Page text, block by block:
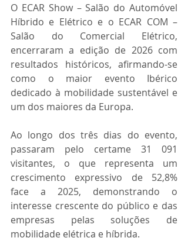
O ECAR Show – Salão do Automóvel
Híbrido e Elétrico e o ECAR COM –
Salão do Comercial Elétrico,
encerraram a edição de 2026 com
resultados históricos, afirmando-se
como o maior evento Ibérico
dedicado à mobilidade sustentável e
um dos maiores da Europa.
Ao longo dos três dias do evento,
passaram pelo certame 31 091
visitantes, o que representa um
crescimento expressivo de 52,8%
face a 2025, demonstrando o
interesse crescente do público e das
empresas pelas soluções de
mobilidade elétrica e híbrida.